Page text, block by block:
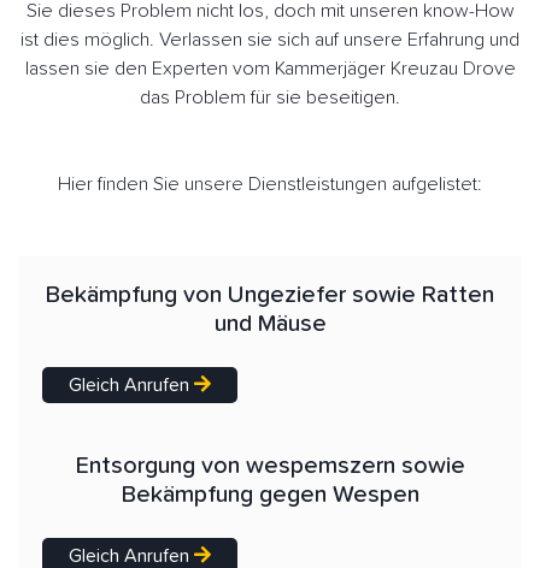
Sie dieses Problem nicht los, doch mit unseren know-How
ist dies möglich. Verlassen sie sich auf unsere Erfahrung und
lassen sie den Experten vom Kammerjäger Kreuzau Drove
das Problem für sie beseitigen.
Hier finden Sie unsere Dienstleistungen aufgelistet:
Bekämpfung von Ungeziefer sowie Ratten
und Mäuse
Gleich Anrufen
Entsorgung von wespemszern sowie
Bekämpfung gegen Wespen
Gleich Anrufen